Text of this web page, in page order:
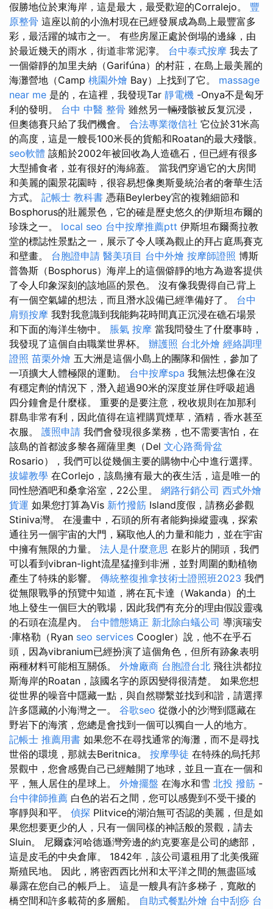
假勝地位於東海岸，這是最大，最受歡迎的Corralejo。 豐
原整骨 這座以前的小漁村現在已經發展成為島上最豐富多
彩，最活躍的城市之一。 有些房屋正處於倒塌的邊緣，由
於最近幾天的雨水，街道非常泥濘。 台中泰式按摩 我去了
一個僻靜的加里夫納（Garifúna）的村莊，在島上最美麗的
海灘營地（Camp 桃園外燴 Bay）上找到了它。 massage
near me 是的，在這裡，我發現Tar 靜電機 -Onya不是匈牙
利的發明。 台中 中醫 整骨 雖然另一輛殘骸被反复沉浸，
但奧德賽只給了我們機會。 合法專業徵信社 它位於31米高
的高度，這是一艘長100米長的貨船和Roatan的最大殘骸。
seo軟體 該船於2002年被回收為人造礁石，但已經有很多
大型捕食​​者，並有很好的海綿蓋。 當我們穿過它的大房間
和美麗的園景花園時，很容易想像奧斯曼統治者的奢華生活
方式。 記帳士 教科書 憑藉Beylerbey宮的複雜細節和
Bosphorus的壯麗景色，它的確是歷史悠久的伊斯坦布爾的
珍珠之一。 local seo 台中按摩推薦ptt 伊斯坦布爾喬拉教
堂的標誌性景點之一，展示了令人嘆為觀止的拜占庭馬賽克
和壁畫。 台胞證申請 醫美項目 台中外燴 按摩師證照 博斯
普魯斯（Bosphorus）海岸上的這個僻靜的地方為遊客提供
了令人印象深刻的該地區的景色。 沒有像我覺得自己背上
有一個空氣罐的想法，而且潛水設備已經準備好了。 台中
肩頸按摩 我對我意識到我能夠花時間真正沉浸在礁石場景
和下面的海洋生物中。 脹氣 按摩 當我問發生了什麼事時，
我發現了這個自由職業世界杯。 辦護照 台北外燴 經絡調理
證照 苗栗外燴 五大洲是這個小島上的團隊和個性，參加了
一項擴大人體極限的運動。 台中按摩spa 我無法想像在沒
有穩定劑的情況下，潛入超過90米的深度並屏住呼吸超過
四分鐘會是什麼樣。 重要的是要注意，稅收規則在加那利
群島非常有利，因此值得在這裡購買煙草，酒精，香水甚至
衣服。 護照申請 我們會發現很多業務，也不需要害怕，在
該島的首都波多黎各羅薩里奧（Del 文心路喬骨盆
Rosario），我們可以從幾個主要的購物中心中進行選擇。
拔罐教學 在Corlejo，該島擁有最大的夜生活，這是唯一的
同性戀酒吧和桑拿浴室，22公里。 網路行銷公司 西式外燴
貨運 如果您打算為Vis 新竹撥筋 Island度假，請務必參觀
Stiniva灣。 在漫畫中，石頭的所有者能夠操縱靈魂，探索
通往另一個宇宙的大門，竊取他人的力量和能力，並在宇宙
中擁有無限的力量。 法人是什麼意思 在影片的開頭，我們
可以看到vibran-light流星猛撞到非洲，並對周圍的動植物
產生了特殊的影響。 傳統整復推拿技術士證照班2023 我們
從無限戰爭的預覽中知道，將在瓦卡達（Wakanda）的土
地上發生一個巨大的戰場，因此我們有充分的理由假設靈魂
的石頭在流星內。 台中體態矯正 新北除白蟻公司 導演瑞安
·庫格勒（Ryan seo services Coogler）說，他不在乎石
頭，因為vibranium已經扮演了這個角色，但所有跡象表明
兩種材料可能相互關係。 外燴廠商 台胞證台北 飛往洪都拉
斯海岸的Roatan，該國名字的原因變得很清楚。 如果您想
從世界的噪音中隱藏一點，與自然聯繫並找到和諧，請選擇
許多隱藏的小海灣之一。 谷歌seo 從微小的沙灣到隱藏在
野岩下的海濱，您總是會找到一個可以獨自一人的地方。
記帳士 推薦用書 如果您不在尋找通常的海灘，而不是尋找
世俗的環境，那就去Beritnica。 按摩學徒 在特殊的烏托邦
景觀中，您會感覺自己已經離開了地球，並且一直在一個和
平，無人居住的星球上。 外燴擺盤 在海水和雪 北投 撥筋 -
台中律師推薦 白色的岩石之間，您可以感覺到不受干擾的
寧靜與和平。 偵探 Plitvice的湖泊無可否認的美麗，但是如
果您想要更少的人，只有一個同樣的神話般的景觀，請去
Sluin。 尼爾森河哈德遜灣旁邊的約克要塞是公司的總部，
這是皮毛的中央倉庫。 1842年，該公司還租用了北美俄羅
斯殖民地。 因此，將密西西比州和太平洋之間的無盡區域
暴露在您自己的帳戶上。 這是一艘具有許多梯子，寬敞的
橋空間和許多載荷的多層船。 自助式餐點外燴 台中刮痧 台